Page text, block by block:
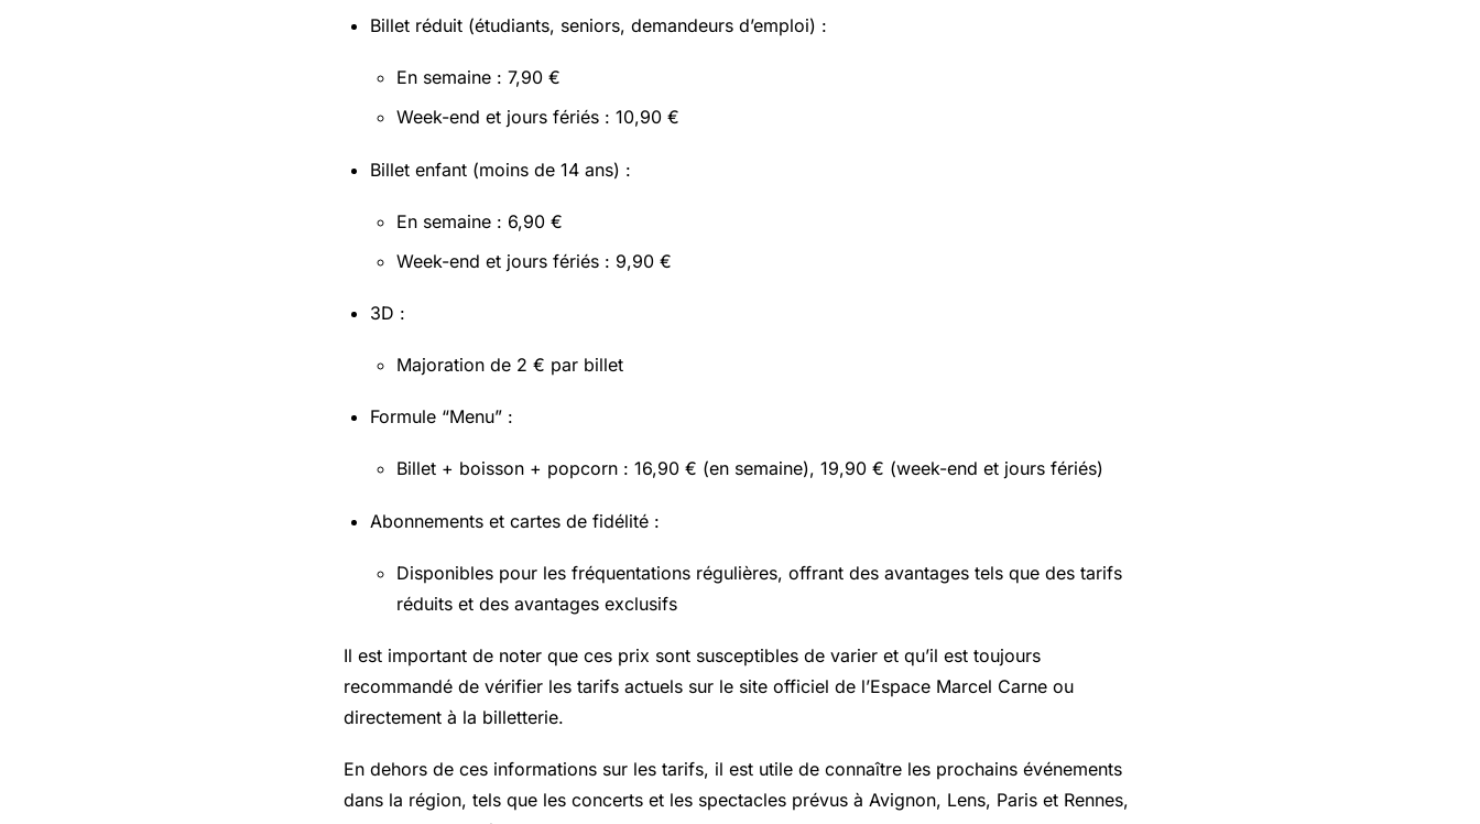
Billet réduit (étudiants, seniors, demandeurs d’emploi) :
En semaine : 7,90 €
Week-end et jours fériés : 10,90 €
Billet enfant (moins de 14 ans) :
En semaine : 6,90 €
Week-end et jours fériés : 9,90 €
3D :
Majoration de 2 € par billet
Formule “Menu” :
Billet + boisson + popcorn : 16,90 € (en semaine), 19,90 € (week-end et jours fériés)
Abonnements et cartes de fidélité :
Disponibles pour les fréquentations régulières, offrant des avantages tels que des tarifs
réduits et des avantages exclusifs
Il est important de noter que ces prix sont susceptibles de varier et qu’il est toujours
recommandé de vérifier les tarifs actuels sur le site officiel de l’Espace Marcel Carne ou
directement à la billetterie.
En dehors de ces informations sur les tarifs, il est utile de connaître les prochains événements
dans la région, tels que les concerts et les spectacles prévus à Avignon, Lens, Paris et Rennes,